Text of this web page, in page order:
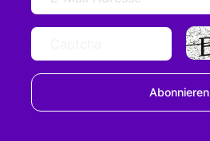
Abonnieren